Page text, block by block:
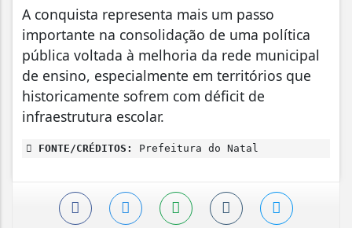
A conquista representa mais um passo
importante na consolidação de uma política
pública voltada à melhoria da rede municipal
de ensino, especialmente em territórios que
historicamente sofrem com déficit de
infraestrutura escolar.
FONTE/CRÉDITOS: Prefeitura do Natal